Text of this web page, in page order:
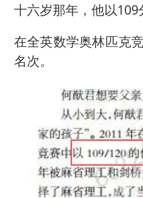
十六岁那年，他以109
在全英数学奥林匹克
名次。